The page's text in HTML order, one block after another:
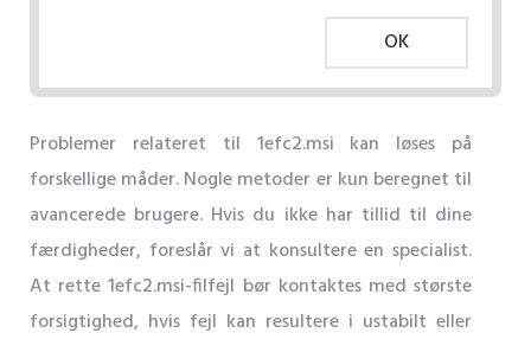
OK
Problemer relateret til 1efc2.msi kan løses på
forskellige måder. Nogle metoder er kun beregnet til
avancerede brugere. Hvis du ikke har tillid til dine
færdigheder, foreslår vi at konsultere en specialist.
At rette 1efc2.msi-filfejl bør kontaktes med største
forsigtighed, hvis fejl kan resultere i ustabilt eller